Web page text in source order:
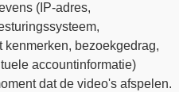
(IP-adres,
bezoekgedrag,
accountinformatie)
dat de video's afspelen.